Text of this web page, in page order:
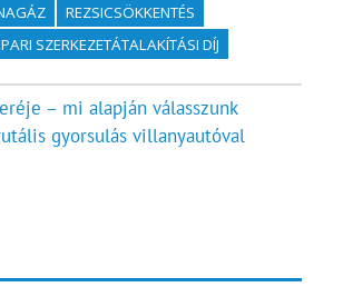
REZSICSÖKKENTÉS
SZERKEZETÁTALAKÍTÁSI DÍJ
– mi alapján válasszunk
gyorsulás villanyautóval